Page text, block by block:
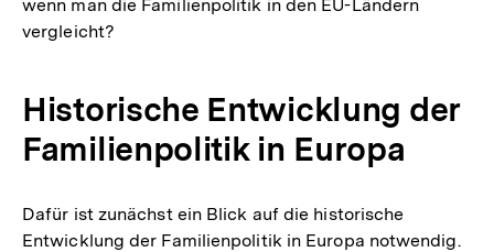
wenn man die Familienpolitik in den EU-Ländern
vergleicht?
Historische Entwicklung der
Familienpolitik in Europa
Dafür ist zunächst ein Blick auf die historische
Entwicklung der Familienpolitik in Europa notwendig.